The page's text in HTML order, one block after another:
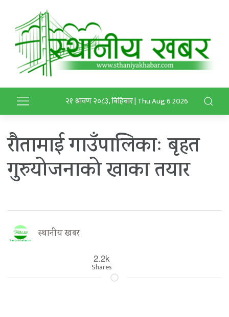
२१ श्रावण २०८३, बिहिबार | Thu Aug 6 2026
रौतामाई गाउँपालिकाः बृहत
गुरुयोजनाको खाका तयार
स्थानीय खबर
2.2k
Shares